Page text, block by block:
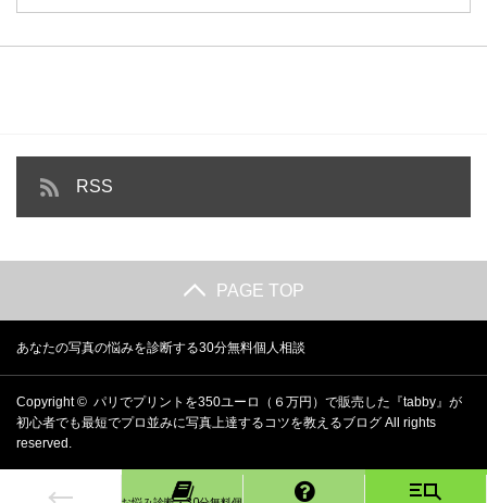
RSS
PAGE TOP
あなたの写真の悩みを診断する30分無料個人相談
Copyright © パリでプリントを350ユーロ（６万円）で販売した『tabby』が
初心者でも最短でプロ並みに写真上達するコツを教えるブログ All rights
reserved.